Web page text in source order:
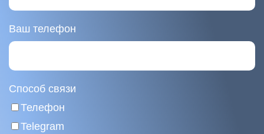
Ваш телефон
Способ связи
Телефон
Telegram